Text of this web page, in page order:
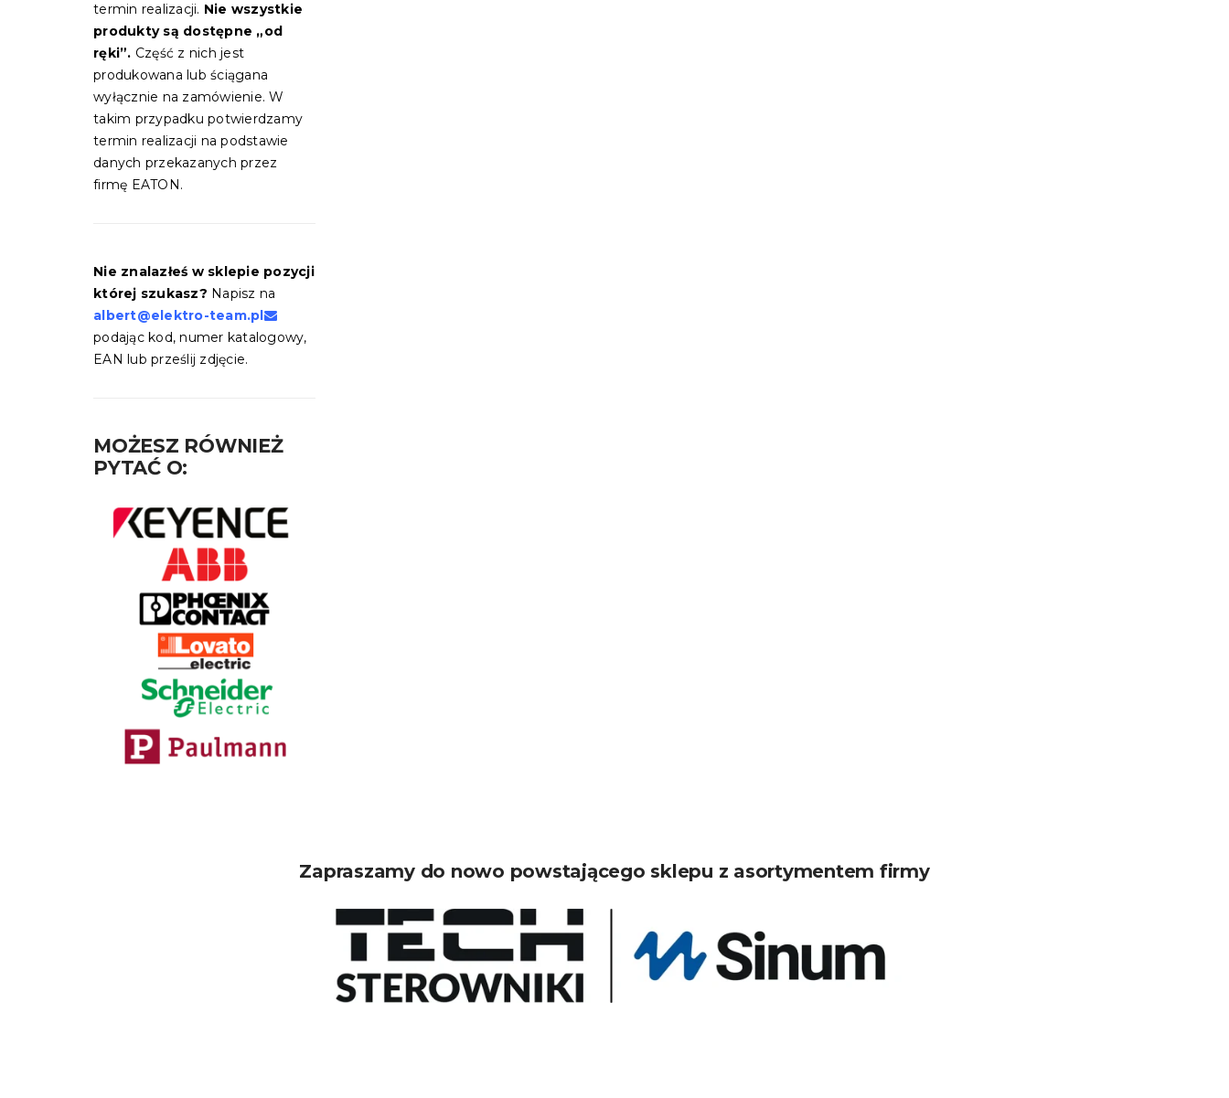
termin realizacji. Nie wszystkie
produkty są dostępne „od
ręki”. Część z nich jest
produkowana lub ściągana
wyłącznie na zamówienie. W
takim przypadku potwierdzamy
termin realizacji na podstawie
danych przekazanych przez
firmę EATON.
Nie znalazłeś w sklepie pozycji
której szukasz? Napisz na
albert@elektro-team.pl
podając kod, numer katalogowy,
EAN lub prześlij zdjęcie.
MOŻESZ RÓWNIEŻ
PYTAĆ O:
Zapraszamy do nowo powstającego sklepu z asortymentem firmy